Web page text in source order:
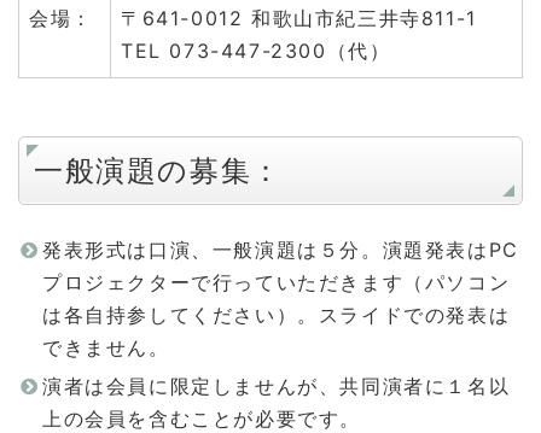
会場：
〒641-0012 和歌山市紀三井寺811-1
TEL 073-447-2300（代）
一般演題の募集：
発表形式は口演、一般演題は５分。演題発表はPC
プロジェクターで行っていただきます（パソコン
は各自持参してください）。スライドでの発表は
できません。
演者は会員に限定しませんが、共同演者に１名以
上の会員を含むことが必要です。